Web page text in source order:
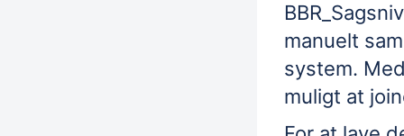
manuelt
system.
muligt at